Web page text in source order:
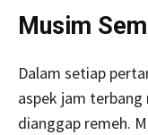
Musim
Dalam setiap
aspek jam
dianggap remeh.